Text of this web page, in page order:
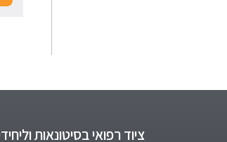
ציוד רפואי בסיטונאות